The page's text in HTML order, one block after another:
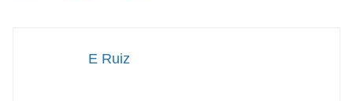
E Ruiz